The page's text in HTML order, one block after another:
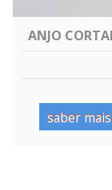
ANJO
saber mais